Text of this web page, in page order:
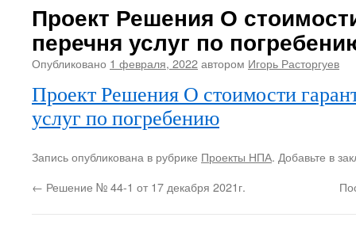
Проект Решения О
перечня услуг по
Опубликовано 1 февраля, 2022автором Игорь Расторгуев
Проект Решения О стоимости
услуг по погребению
Запись опубликована в рубрике Проекты НПА. Добавьте в
← Решение № 44-1 от 17 декабря 2021г.